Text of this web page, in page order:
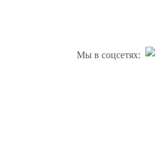
Мы в соцсетях: